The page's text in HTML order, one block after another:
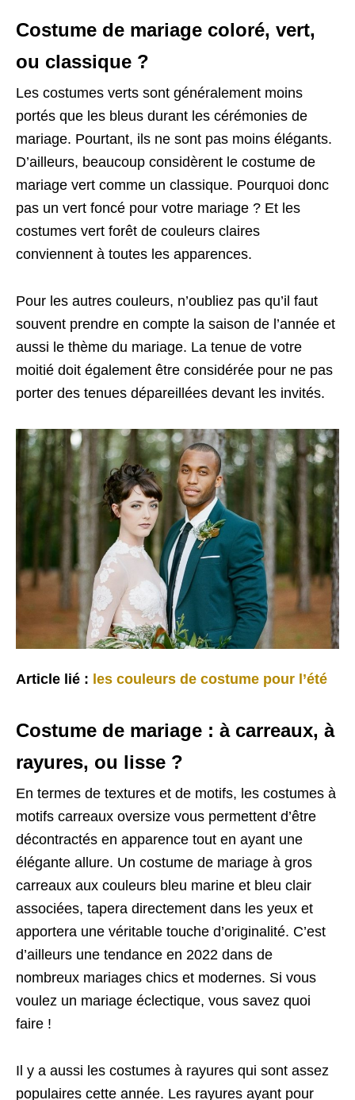
Costume de mariage coloré, vert,
ou classique ?
Les costumes verts sont généralement moins
portés que les bleus durant les cérémonies de
mariage. Pourtant, ils ne sont pas moins élégants.
D’ailleurs, beaucoup considèrent le costume de
mariage vert comme un classique. Pourquoi donc
pas un vert foncé pour votre mariage ? Et les
costumes vert forêt de couleurs claires
conviennent à toutes les apparences.
Pour les autres couleurs, n’oubliez pas qu’il faut
souvent prendre en compte la saison de l’année et
aussi le thème du mariage. La tenue de votre
moitié doit également être considérée pour ne pas
porter des tenues dépareillées devant les invités.
Article lié : les couleurs de costume pour l’été
Costume de mariage : à carreaux, à
rayures, ou lisse ?
En termes de textures et de motifs, les costumes à
motifs carreaux oversize vous permettent d’être
décontractés en apparence tout en ayant une
élégante allure. Un costume de mariage à gros
carreaux aux couleurs bleu marine et bleu clair
associées, tapera directement dans les yeux et
apportera une véritable touche d’originalité. C’est
d’ailleurs une tendance en 2022 dans de
nombreux mariages chics et modernes. Si vous
voulez un mariage éclectique, vous savez quoi
faire !
Il y a aussi les costumes à rayures qui sont assez
populaires cette année. Les rayures ayant pour